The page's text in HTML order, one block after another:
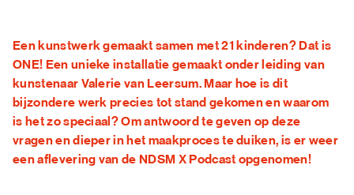
Een kunstwerk gemaakt samen met 21 kinderen? Dat is
ONE! Een unieke installatie gemaakt onder leiding van
kunstenaar Valerie van Leersum. Maar hoe is dit
bijzondere werk precies tot stand gekomen en waarom
is het zo speciaal? Om antwoord te geven op deze
vragen en dieper in het maakproces te duiken, is er weer
een aflevering van de NDSM X Podcast opgenomen!